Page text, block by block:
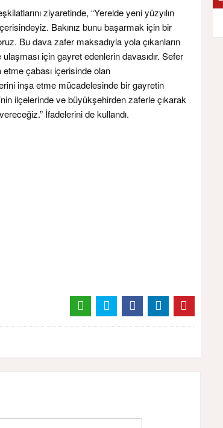
ziyaretinde, “Yerelde yeni yüzyılın
Bakınız bunu başarmak için bir
Bu dava zafer maksadıyla yola çıkanların
için gayret edenlerin davasıdır. Sefer
etme çabası içerisinde olan
inşa etme mücadelesinde bir gayretin
ilçelerinde ve büyükşehirden zaferle çıkarak
İfadelerini de kullandı.